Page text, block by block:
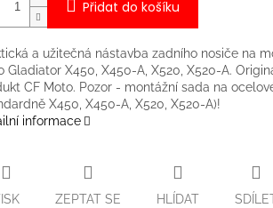
Přidat do košíku
a užitečná nástavba zadního nosiče na
Gladiator X450, X450-A, X520, X520-A.
CF Moto. Pozor - montážní sada na
X450, X450-A, X520, X520-A)!
informace
ZEPTAT SE HLÍDAT